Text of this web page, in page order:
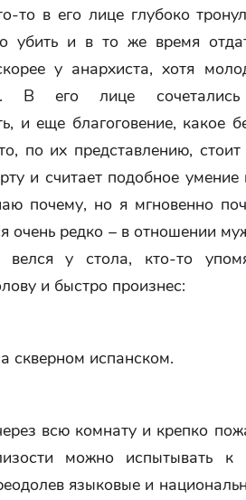
то в его лице глубоко
убить и в то же время
у анархиста, хотя
В его лице сочетались
и еще благоговение, какое
по их представлению,
и считает подобное
почему, но я мгновенно
очень редко – в отношении
у стола, кто-то
и быстро произнес:
скверном испанском.
всю комнату и крепко
можно испытывать к
языковые и